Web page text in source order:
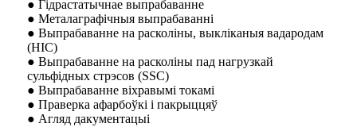
● Гідрастатычнае выпрабаванне
● Металаграфічныя выпрабаванні
● Выпрабаванне на расколіны, выкліканыя вадародам
(HIC)
● Выпрабаванне на расколіны пад нагрузкай
сульфідных стрэсов (SSC)
● Выпрабаванне віхравымі токамі
● Праверка афарбоўкі і пакрыццяў
● Агляд дакументацыі